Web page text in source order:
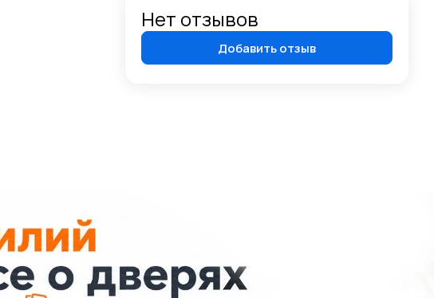
Нет отзывов
Добавить отзыв